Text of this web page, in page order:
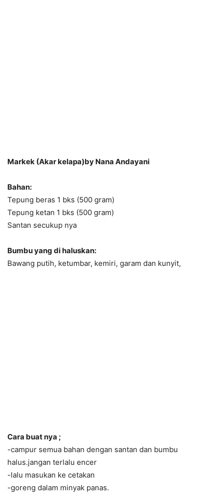
Markek (Akar kelapa)by Nana Andayani
Bahan:
Tepung beras 1 bks (500 gram)
Tepung ketan 1 bks (500 gram)
Santan secukup nya
Bumbu yang di haluskan:
Bawang putih, ketumbar, kemiri, garam dan kunyit,
Cara buat nya ;
-campur semua bahan dengan santan dan bumbu
halus.jangan terlalu encer
-lalu masukan ke cetakan
-goreng dalam minyak panas.